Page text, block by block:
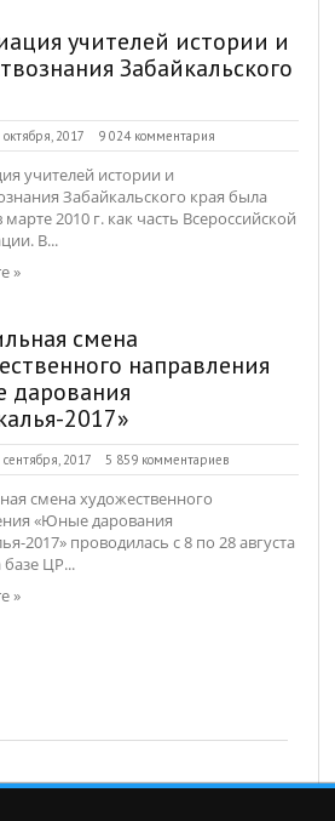
учителей истории и
Забайкальского
октября, 2017 9 024 комментария
учителей истории и
Забайкальского края была
марте 2010 г. как часть Всероссийской
В...
»
смена
направления
дарования
2017»
сентября, 2017 5 859 комментариев
смена художественного
«Юные дарования
2017» проводилась с 8 по 28 августа
базе ЦР...
»